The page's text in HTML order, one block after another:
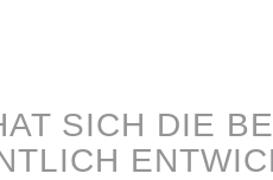
SICH DIE